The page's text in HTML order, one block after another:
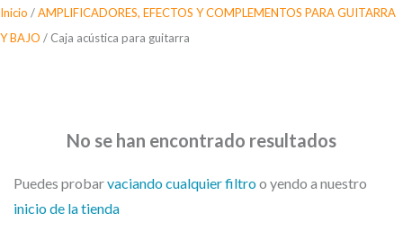
Saltar
al
Inicio /AMPLIFICADORES, EFECTOS Y COMPLEMENTOS PARA GUITARRA
Y BAJO / Caja acústica para guitarra
No se han encontrado resultados
Puedes probarvaciando cualquier filtroo yendo a nuestro
inicio de la tienda